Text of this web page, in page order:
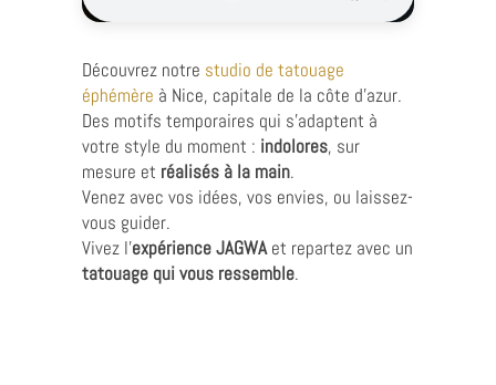
Découvrez notre studio de tatouage
éphémère à Nice, capitale de la côte d’azur.
Des motifs temporaires qui s’adaptent à
votre style du moment : indolores, sur
mesure et réalisés à la main.
Venez avec vos idées, vos envies, ou laissez-
vous guider.
Vivez l’expérience JAGWAet repartez avec un
tatouage qui vous ressemble.